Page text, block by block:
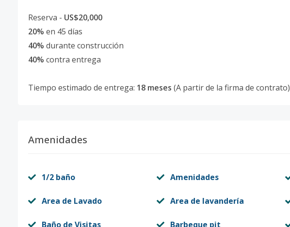
Reserva - US$20,000
20% en 45 días
40% durante construcción
40% contra entrega
Tiempo estimado de entrega: 18 meses (A partir de la firma de contrato)
Amenidades
1/2 baño Amenidades
Area de Lavado Area de lavandería
Baño de Visitas Barbeque pit